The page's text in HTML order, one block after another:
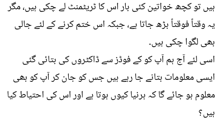
ہیں تو کچھ خواتین کئی بار اس کا ٹریٹمنٹ لے چکی ہیں، مگر
یہ وقتاً فوقتاً بڑھ جاتا ہے، جبکہ اس ختم کرنے کے لئے جالی
بھی لگوا چکی ہیں۔
اسی لئے آج ہم آپ کو کے فوڈز سے ڈاکٹروں کی بتائی گئی
ایسی معلومات بتانے جا رہے ہیں جس کو جان کر آپ کو بھی
معلوم ہو جائے گا کہ ہرنیا کیوں ہوتا ہے اور اس کی احتیاط کیا
ہیں؟